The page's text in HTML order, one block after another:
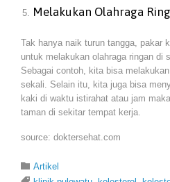
Melakukan Olahraga
Tak hanya naik turun tangga, pakar
untuk melakukan olahraga ringan di
Sebagai contoh, kita bisa
sekali. Selain itu, kita juga bisa
kaki di waktu istirahat atau jam
taman di sekitar tempat kerja.
source: doktersehat.com
 Category
Artikel
Tags